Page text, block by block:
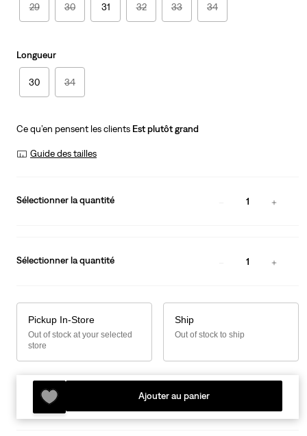
29 30 31 32 33 34
Longueur
30 34
Ce qu’en pensent les clients Est plutôt grand
Guide des tailles
Sélectionner la quantité 1
Sélectionner la quantité 1
Pickup In-Store
Out of stock at your selected
store
Ship
Out of stock to ship
Ajouter au panier